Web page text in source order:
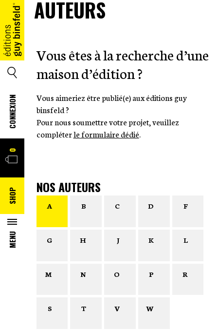
ACCUEIL
SEARCH
CONNEXION
PANIER
0
SHOP
MENU
AUTEURS
Vous êtes à la recherche d’une
maison d’édition ?
Vous aimeriez être publié(e) aux éditions guy
binsfeld ?
Pour nous soumettre votre projet, veuillez
compléterle formulaire dédié.
NOS AUTEURS
A B C D F
G H J K L
M N O P R
S T V W